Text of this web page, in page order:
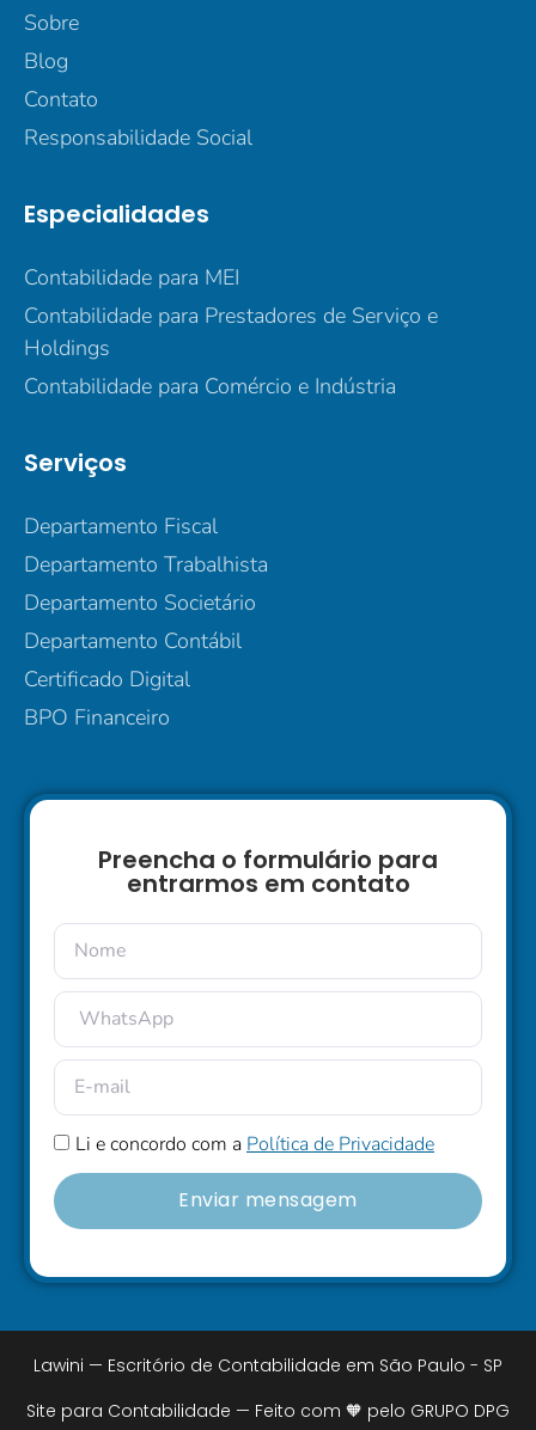
Sobre
Blog
Contato
Responsabilidade Social
Especialidades
Contabilidade para MEI
Contabilidade para Prestadores de Serviço e
Holdings
Contabilidade para Comércio e Indústria
Serviços
Departamento Fiscal
Departamento Trabalhista
Departamento Societário
Departamento Contábil
Certificado Digital
BPO Financeiro
Preencha o formulário para
entrarmos em contato
Li e concordo com a Política de Privacidade
Enviar mensagem
Lawini — Escritório de Contabilidade em São Paulo - SP
Site para Contabilidade — Feito com 🧡 pelo GRUPO DPG